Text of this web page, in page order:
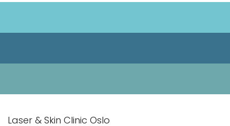
Laser & Skin Clinic Oslo